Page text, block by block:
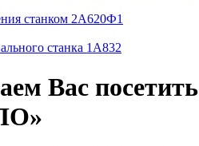
станком 2А620Ф1
станка 1А832
Вас